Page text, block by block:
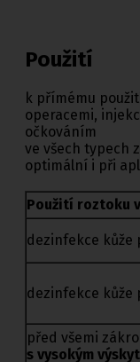
Použití
k přímému
operacemi,
očkováním
ve všech typech
optimální i při
Použití roztoku
dezinfekce kůže
dezinfekce kůže
před všemi
s vysokým